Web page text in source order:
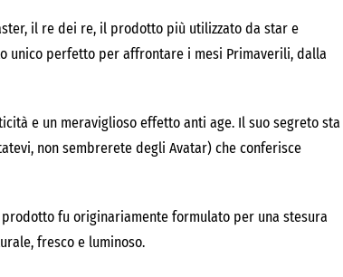
il re dei re, il prodotto più utilizzato da star e
unico perfetto per affrontare i mesi Primaverili, dalla
e un meraviglioso effetto anti age. Il suo segreto sta
non sembrerete degli Avatar) che conferisce
fu originariamente formulato per una stesura
fresco e luminoso.